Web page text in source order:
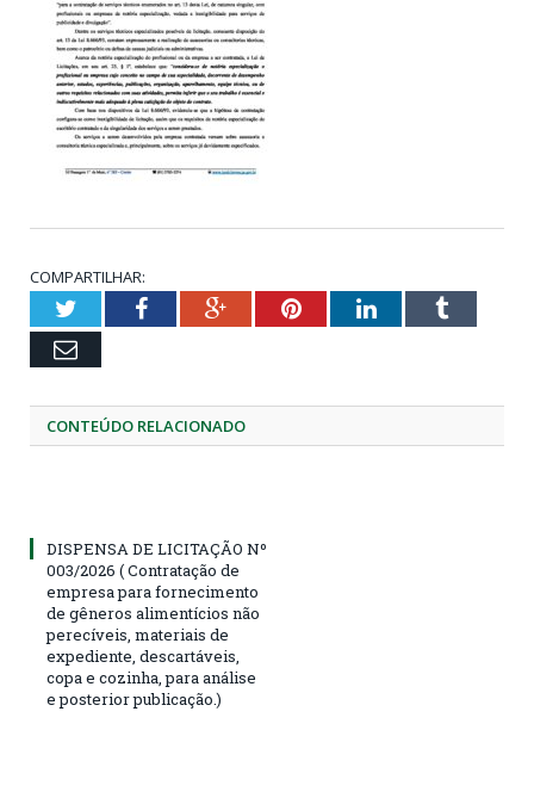
COMPARTILHAR:
TwitterFacebookGoogle+PinterestLinkedInTumblr
Email
CONTEÚDO RELACIONADO
DISPENSA DE LICITAÇÃO Nº
003/2026 ( Contratação de
empresa para fornecimento
de gêneros alimentícios não
perecíveis, materiais de
expediente, descartáveis,
copa e cozinha, para análise
e posterior publicação.)